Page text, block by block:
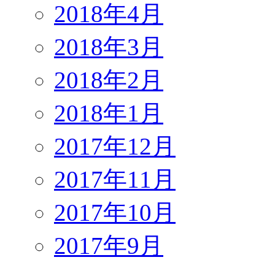
2018年4月
2018年3月
2018年2月
2018年1月
2017年12月
2017年11月
2017年10月
2017年9月